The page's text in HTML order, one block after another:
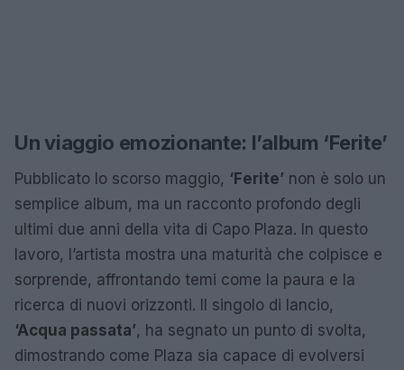
Un viaggio emozionante: l’album ‘Ferite’
Pubblicato lo scorso maggio, ‘Ferite’ non è solo un
semplice album, ma un racconto profondo degli
ultimi due anni della vita di Capo Plaza. In questo
lavoro, l’artista mostra una maturità che colpisce e
sorprende, affrontando temi come la paura e la
ricerca di nuovi orizzonti. Il singolo di lancio,
‘Acqua passata’, ha segnato un punto di svolta,
dimostrando come Plaza sia capace di evolversi